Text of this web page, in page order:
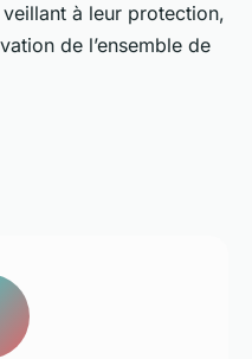
à leur protection,
de l’ensemble de